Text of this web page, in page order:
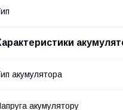
акумулятора
акумулятору